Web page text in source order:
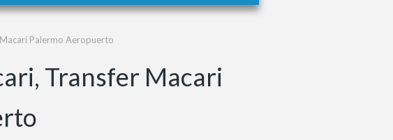
Palermo Aeropuerto
Transfer Macari